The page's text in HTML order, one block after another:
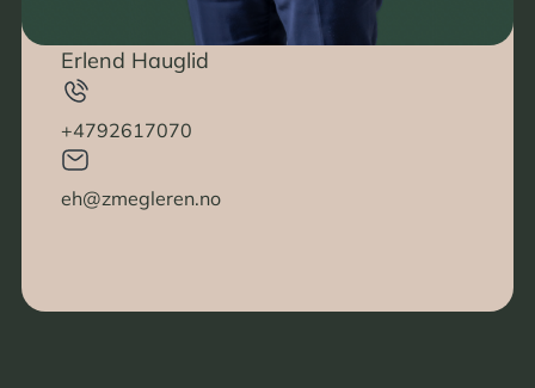
Erlend Hauglid
+4792617070
eh@zmegleren.no